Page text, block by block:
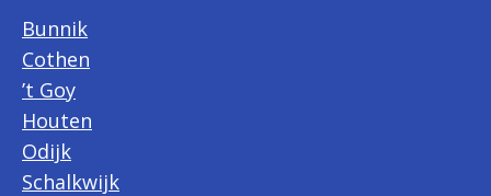
Bunnik
Cothen
’t Goy
Houten
Odijk
Schalkwijk